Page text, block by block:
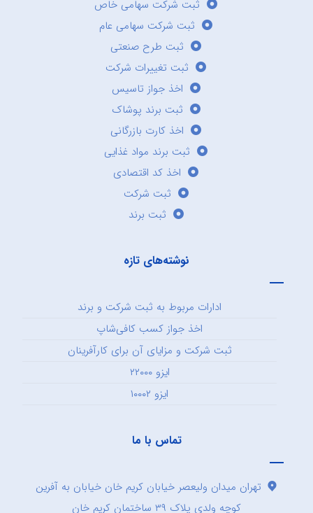
ثبت شرکت سهامی خاص
ثبت شرکت سهامی عام
ثبت طرح صنعتی
ثبت تغییرات شرکت
اخذ جواز تاسیس
ثبت برند پوشاک
اخذ کارت بازرگانی
ثبت برند مواد غذایی
اخذ کد اقتصادی
ثبت شرکت
ثبت برند
نوشته‌های تازه
ادارات مربوط به ثبت شرکت و برند
اخذ جواز کسب کافی‌شاپ
ثبت شرکت و مزایای آن برای کارآفرینان
ایزو ۲۲۰۰۰
ایزو ۱۰۰۰۲
تماس با ما
تهران میدان ولیعصر خیابان کریم خان خیابان به آفرین
کوچه ولدی پلاک ۳۹ ساختمان کریم خان